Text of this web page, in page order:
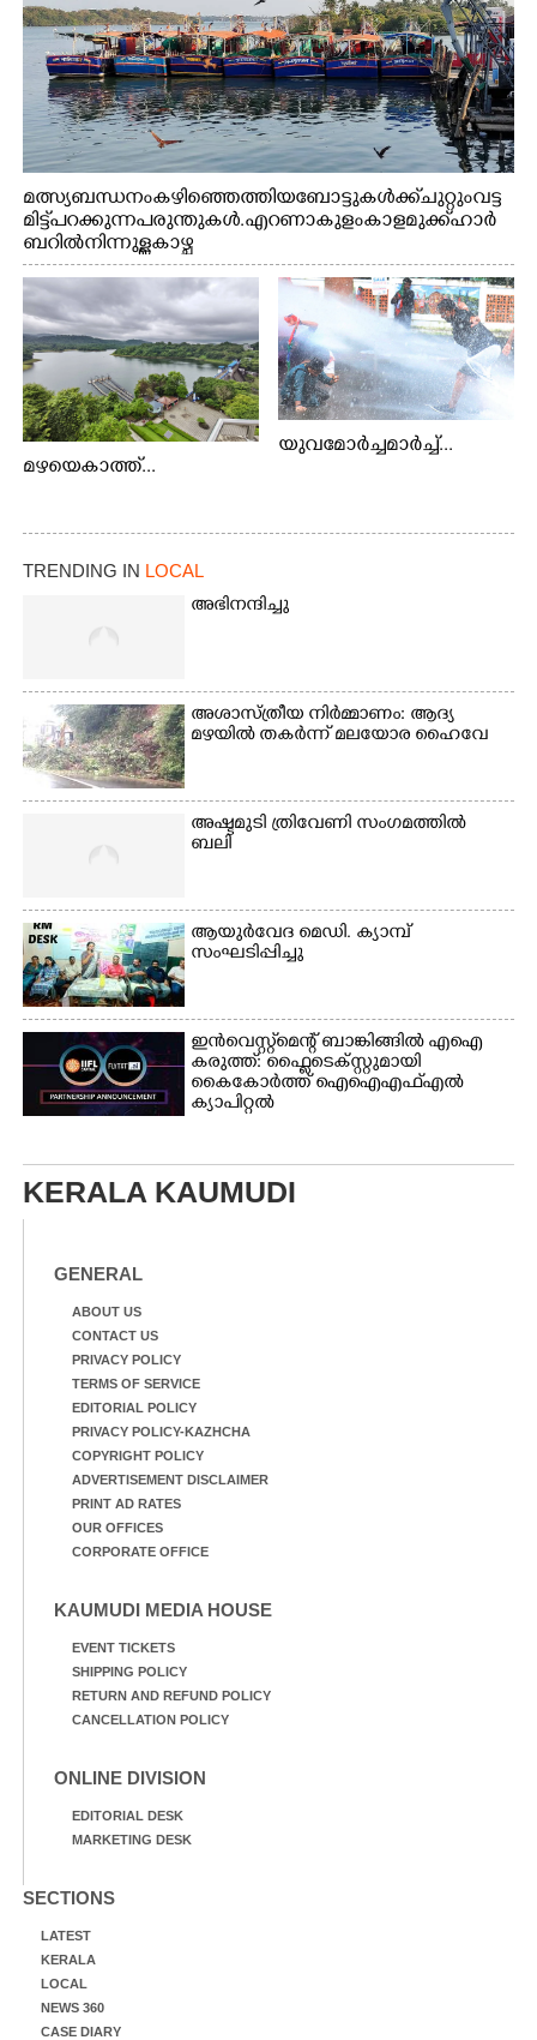
മത്സ്യബന്ധനം കഴിഞ്ഞെത്തിയ ബോട്ടുകൾക്ക് ചുറ്റും വട്ട
മിട്ട് പറക്കുന്ന പരുന്തുകൾ. എറണാകുളം കാളമുക്ക് ഹാർ
ബറിൽ നിന്നുള്ള കാഴ്ച
മഴയെകാത്ത്...
യുവമോർച്ചമാർച്ച്...
TRENDING IN LOCAL
അഭിനന്ദിച്ചു
അശാസ്ത്രീയ നിർമ്മാണം: ആദ്യ
മഴയിൽ തകർന്ന് മലയോര ഹൈവേ
അഷ്ടമുടി ത്രിവേണി സംഗമത്തിൽ
ബലി
ആയുർവേദ മെഡി. ക്യാമ്പ്
സംഘടിപ്പിച്ചു
ഇൻവെസ്റ്റ്മെന്റ് ബാങ്കിങ്ങിൽ എഐ
കരുത്ത്: ഫ്ലൈടെക്സ്റ്റുമായി
കൈകോർത്ത് ഐഐഎഫ്എൽ
ക്യാപിറ്റൽ
KERALA KAUMUDI
GENERAL
ABOUT US
CONTACT US
PRIVACY POLICY
TERMS OF SERVICE
EDITORIAL POLICY
PRIVACY POLICY-KAZHCHA
COPYRIGHT POLICY
ADVERTISEMENT DISCLAIMER
PRINT AD RATES
OUR OFFICES
CORPORATE OFFICE
KAUMUDI MEDIA HOUSE
EVENT TICKETS
SHIPPING POLICY
RETURN AND REFUND POLICY
CANCELLATION POLICY
ONLINE DIVISION
EDITORIAL DESK
MARKETING DESK
SECTIONS
LATEST
KERALA
LOCAL
NEWS 360
CASE DIARY